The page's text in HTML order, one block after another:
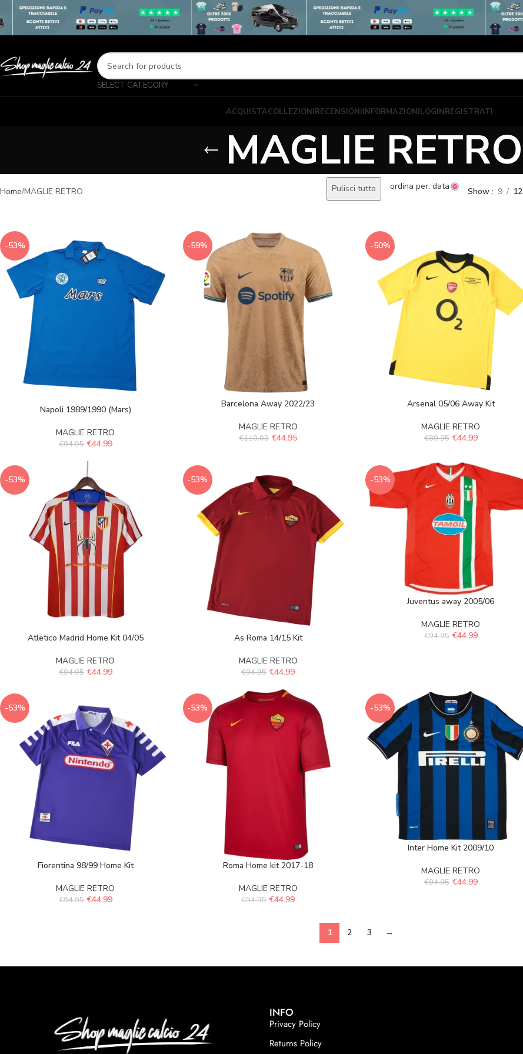
SELECT CATEGORY
ACQUISTACOLLEZIONIRECENSIONIINFORMAZIONILOGINREGISTRATI
MAGLIE RETRO
Home MAGLIE RETRO Pulisci tutto ordina per: data Show 9 12
-53%
Napoli 1989/1990 (Mars)
MAGLIE RETRO
€94.95 €44.99
-59%
Barcelona Away 2022/23
MAGLIE RETRO
€110.00 €44.95
-50%
Arsenal 05/06 Away Kit
MAGLIE RETRO
€89.95 €44.99
-53%
Atletico Madrid Home Kit 04/05
MAGLIE RETRO
€94.95 €44.99
-53%
As Roma 14/15 Kit
MAGLIE RETRO
€94.95 €44.99
-53%
Juventus away 2005/06
MAGLIE RETRO
€94.95 €44.99
-53%
Fiorentina 98/99 Home Kit
MAGLIE RETRO
€94.95 €44.99
-53%
Roma Home kit 2017-18
MAGLIE RETRO
€94.95 €44.99
-53%
Inter Home Kit 2009/10
MAGLIE RETRO
€94.95 €44.99
1 2 3 →
INFO
Privacy Policy
Returns Policy